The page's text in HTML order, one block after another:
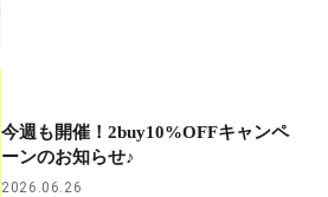
今週も開催！2buy10%OFFキャンペ
ーンのお知らせ♪
2026.06.26